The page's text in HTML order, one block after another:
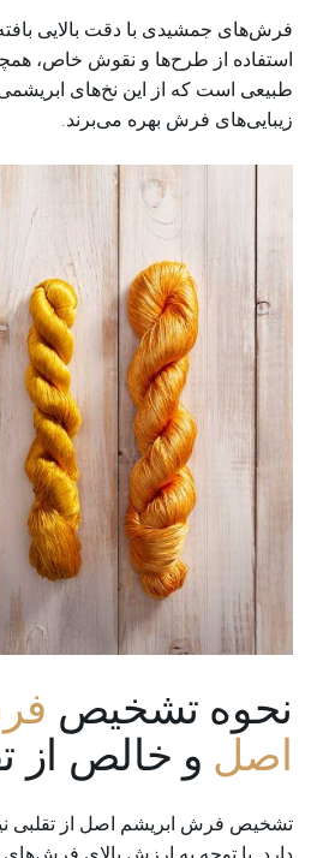
فرش‌های جمشیدی با دقت بالایی
استفاده از طرح‌ها و نقوش خاص،
طبیعی است که از این نخ‌های ابریشمی
زیبایی‌های فرش بهره می‌برند.
نحوه تشخیص
اصل و خالص از
تشخیص فرش ابریشم اصل از تقلبی